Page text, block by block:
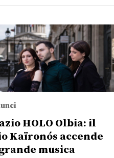
HOLO Olbia: il
Kaïronós accende
musica